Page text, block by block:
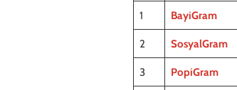
1 BayiGram
2 SosyalGram
3 PopiGram